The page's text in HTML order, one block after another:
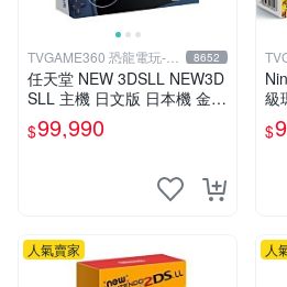
TVGAME360 恐龍電玩-台
中店
8652
任天堂 NEW 3DSLL NEW3D
SLL 主機 日文版 日本機 金屬
藍 附充電器 保護貼【台中恐
龍電玩】
$99,990
中
級
【
$
人氣賣家 人